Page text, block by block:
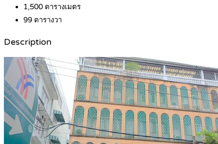
1,500 ตารางเมตร
99 ตารางวา
Description